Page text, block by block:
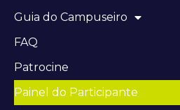
Guia do Campuseiro
FAQ
Patrocine
Painel do Participante